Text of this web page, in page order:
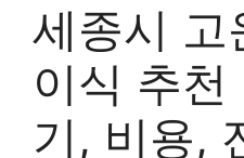
세종시 고
이식 추
기, 비용,